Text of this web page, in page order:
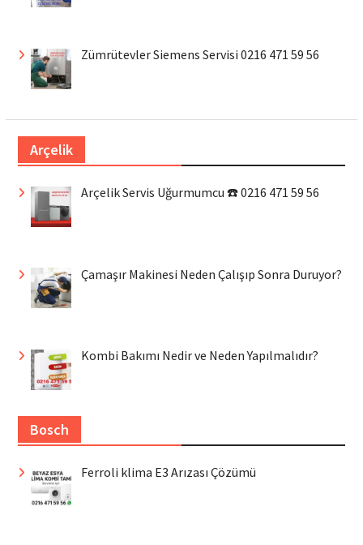
Zümrütevler Siemens Servisi 0216 471 59 56
Arçelik
Arçelik Servis Uğurmumcu ☎️ 0216 471 59 56
Çamaşır Makinesi Neden Çalışıp Sonra Duruyor?
Kombi Bakımı Nedir ve Neden Yapılmalıdır?
Bosch
Ferroli klima E3 Arızası Çözümü